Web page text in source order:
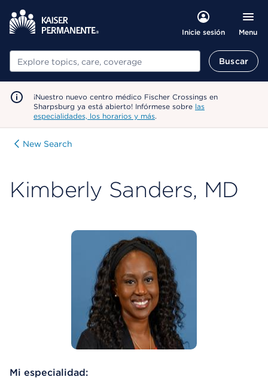
Inicie sesión Menu
Buscar Buscar
¡Nuestro nuevo centro médico Fischer Crossings en
Sharpsburg ya está abierto! Infórmese sobre las
especialidades, los horarios y más.
New Search
Kimberly Sanders, MD
Mi especialidad: